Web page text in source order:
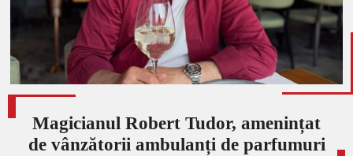
Magicianul Robert Tudor, amenințat
de vânzătorii ambulanți de parfumuri